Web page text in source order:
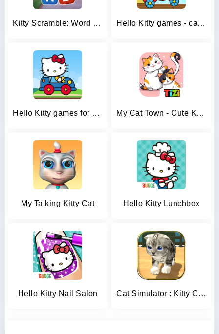
Kitty Scramble: Word Game Hello Kitty games - car game
Hello Kitty games for girls My Cat Town - Cute Kitty Games
My Talking Kitty Cat Hello Kitty Lunchbox
Hello Kitty Nail Salon Cat Simulator : Kitty Craft